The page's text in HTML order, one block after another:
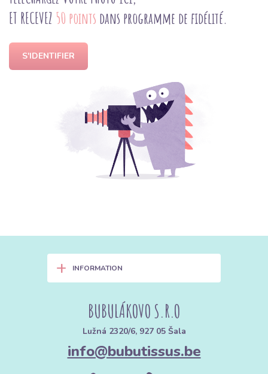
ET RECEVEZ 50 points dans programme de fidélité.
S'IDENTIFIER
+ INFORMATION
BUBULÁKOVO S.R.O
Lužná 2320/6, 927 05 Šala
info@bubutissus.be